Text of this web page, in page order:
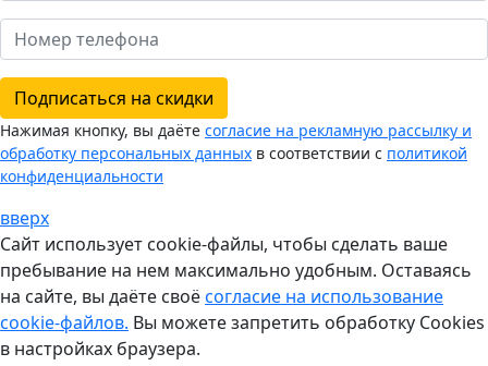
Подписаться на скидки
Нажимая кнопку, вы даёте согласие на рекламную рассылку и
обработку персональных данных в соответствии с политикой
конфиденциальности
вверх
Сайт использует cookie-файлы, чтобы сделать ваше
пребывание на нем максимально удобным. Оставаясь
на сайте, вы даёте своёсогласие на использование
cookie-файлов. Вы можете запретить обработку Cookies
в настройках браузера.